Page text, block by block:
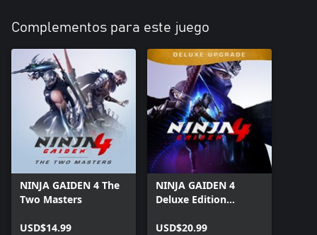
Complementos para este juego
NINJA GAIDEN 4 The
Two Masters
USD$14.99
NINJA GAIDEN 4
Deluxe Edition
USD$20.99